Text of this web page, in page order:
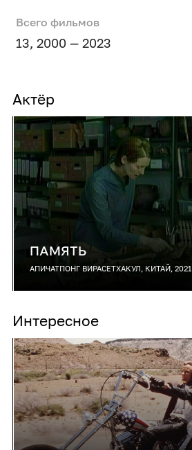
Всего фильмов
13, 2000 — 2023
Актёр
ПАМЯТЬ
АПИЧАТПОНГ ВИРАСЕТХАКУЛ, КИТАЙ, 2021
Интересное